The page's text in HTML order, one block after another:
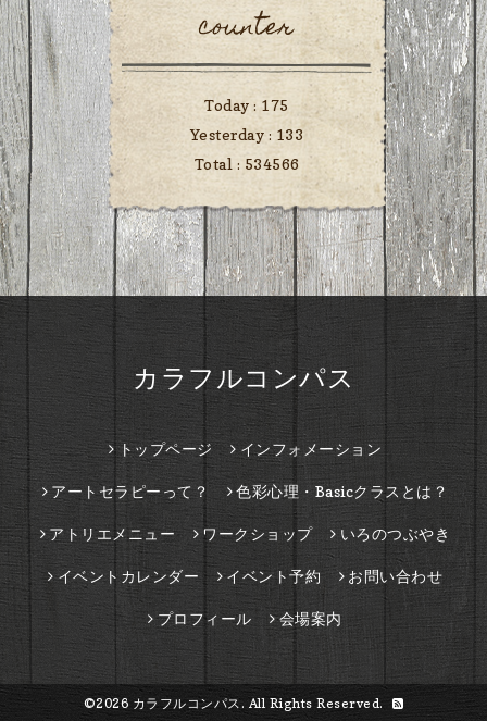
counter
Today : 175
Yesterday : 133
Total : 534566
カラフルコンパス
トップページ インフォメーション
アートセラピーって？ 色彩心理・Basicクラスとは？
アトリエメニュー ワークショップ いろのつぶやき
イベントカレンダー イベント予約 お問い合わせ
プロフィール 会場案内
©2026 カラフルコンパス. All Rights Reserved.